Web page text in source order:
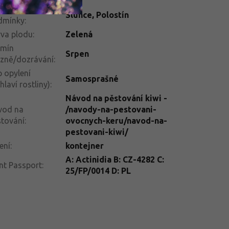
:
Slunce, Polostín
plodu:
Zelená
dozrávání:
Srpen
opylení
rostliny):
Samosprašné
na
:
Návod na pěstování kiwi -
/navody-na-pestovani-
ovocnych-keru/navod-na-
pestovani-kiwi/
: kontejner
Passport:
A: Actinidia B: CZ-4282 C:
25/FP/0014 D: PL